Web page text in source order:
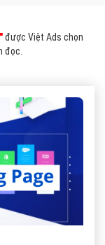
được Việt Ads chọn
đọc.